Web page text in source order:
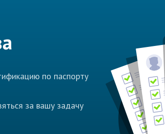
по паспорту
за вашу задачу